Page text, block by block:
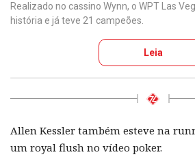
Realizado no cassino Wynn, o WPT Las
história e já teve 21 campeões.
Leia
Allen Kessler também esteve na
um royal flush no vídeo poker.